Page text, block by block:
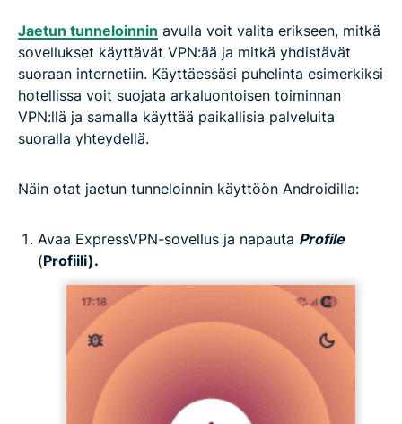
Jaetun tunneloinnin avulla voit valita erikseen, mitkä
sovellukset käyttävät VPN:ää ja mitkä yhdistävät
suoraan internetiin. Käyttäessäsi puhelinta esimerkiksi
hotellissa voit suojata arkaluontoisen toiminnan
VPN:llä ja samalla käyttää paikallisia palveluita
suoralla yhteydellä.
Näin otat jaetun tunneloinnin käyttöön Androidilla:
Avaa ExpressVPN-sovellus ja napauta Profile
(Profiili).